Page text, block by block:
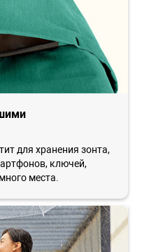
для хранения зонта,
ключей,
места.